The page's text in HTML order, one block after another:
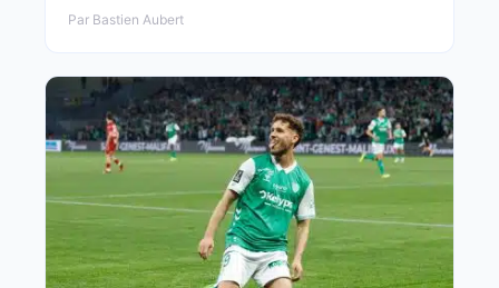
Par Bastien Aubert